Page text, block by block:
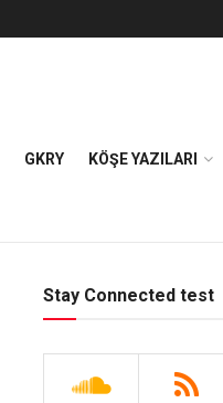
GKRY KÖŞE YAZILARI
Stay Connected test